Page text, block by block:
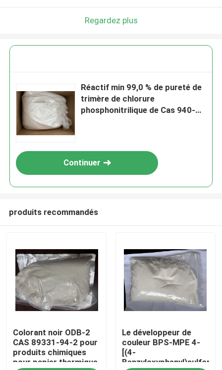
Maison
Produits
Vidéos
Regardez plus
Réactif min 99,0 % de pureté de
trimère de chlorure
phosphonitrilique de Cas 940-
Continuer
produits recommandés
Colorant noir ODB-2
CAS 89331-94-2 pour
produits chimiques
pour papier thermique
Le développeur de
couleur BPS-MPE 4-
[(4-